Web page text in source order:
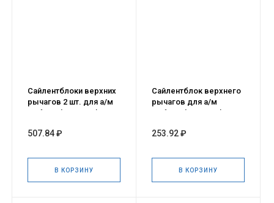
Сайлентблоки верхних
рычагов 2 шт. для а/м
Соболь (УралПТБ)
507.84 ₽
В КОРЗИНУ
Сайлентблок верхнего
рычагов для а/м
Соболь (УралПТБ)
253.92 ₽
В КОРЗИНУ